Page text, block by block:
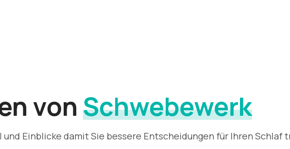
vonSchwebewerk
und Einblicke damit Sie bessere Entscheidungen für Ihren Schlaf